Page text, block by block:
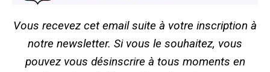
Vous recevez cet email suite à votre inscription à
notre newsletter. Si vous le souhaitez, vous
pouvez vous désinscrire à tous moments en